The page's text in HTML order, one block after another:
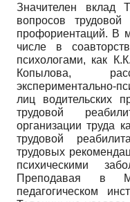
Значителен вклад
вопросов
профориентаций. В
числе в
психологами, как
Копылова,
экспериментально-
лиц водительских
трудовой
организации труда
трудовой
трудовых
психическими
Преподавая в
педагогическом